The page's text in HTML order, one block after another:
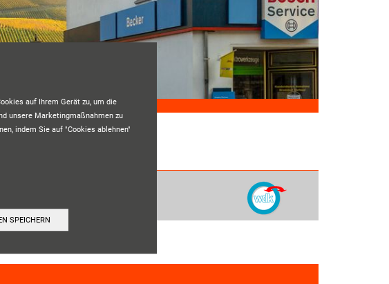
auf Ihrem Gerät zu, um die
unsere Marketingmaßnahmen zu
indem Sie auf "Cookies ablehnen"
SPEICHERN